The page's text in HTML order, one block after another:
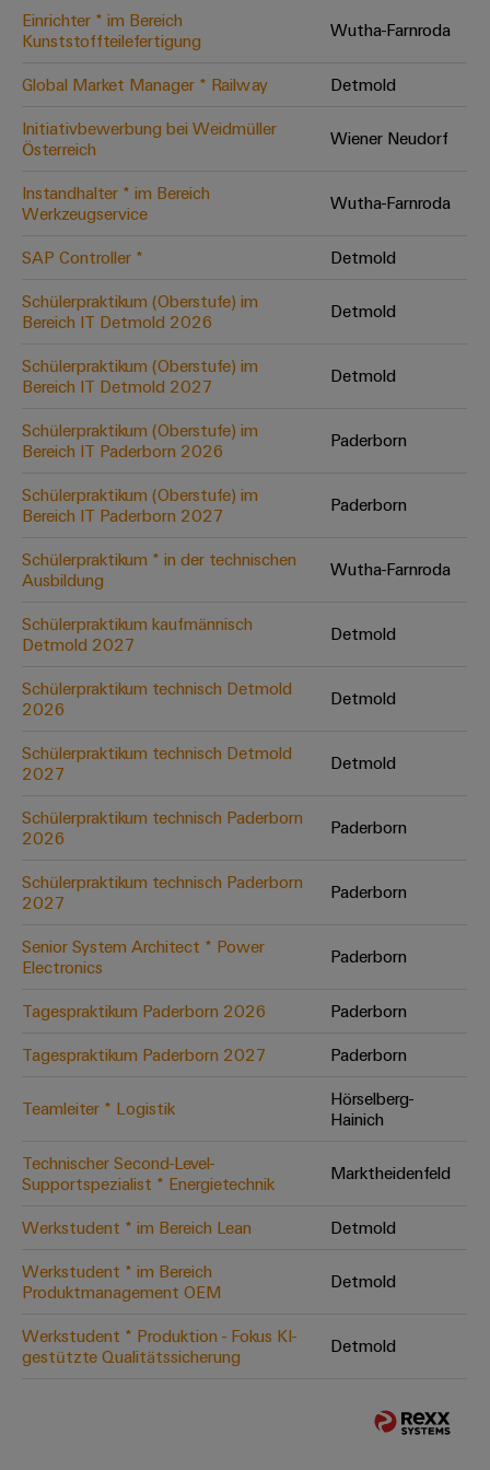
Modifizierte
und
bestückte
Kundenspezifische
Kabelkonfektionierung
Praxisnahe
Unsere Neuheiten
im Bereich
Digital
neuen Niveau
Einrichter * im Bereich
Kunststoffteilefertigung
Wutha-Farnroda
Global Market Manager * Railway
Detmold
Initiativbewerbung bei Weidmüller
Österreich
Wiener Neudorf
Instandhalter * im Bereich
Werkzeugservice
Wutha-Farnroda
SAP Controller *
Detmold
Schülerpraktikum (Oberstufe) im
Bereich IT Detmold 2026
Detmold
Schülerpraktikum (Oberstufe) im
Bereich IT Detmold 2027
Detmold
Schülerpraktikum (Oberstufe) im
Bereich IT Paderborn 2026
Paderborn
Schülerpraktikum (Oberstufe) im
Bereich IT Paderborn 2027
Paderborn
Schülerpraktikum * in der technischen
Ausbildung
Wutha-Farnroda
Schülerpraktikum kaufmännisch
Detmold 2027
Detmold
Schülerpraktikum technisch Detmold
2026
Detmold
Schülerpraktikum technisch Detmold
2027
Detmold
Schülerpraktikum technisch Paderborn
2026
Paderborn
Schülerpraktikum technisch Paderborn
2027
Paderborn
Senior System Architect * Power
Electronics
Paderborn
Tagespraktikum Paderborn 2026
Paderborn
Tagespraktikum Paderborn 2027
Paderborn
Teamleiter * Logistik
Hörselberg-
Hainich
Technischer Second-Level-
Supportspezialist * Energietechnik
Marktheidenfeld
Werkstudent * im Bereich Lean
Detmold
Werkstudent * im Bereich
Produktmanagement OEM
Detmold
Werkstudent * Produktion - Fokus KI-
gestützte Qualitätssicherung
Detmold